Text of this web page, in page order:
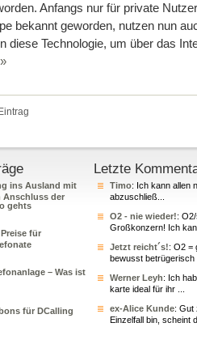
Anfangs nur für private
bekannt geworden, nutzen nun
diese Technologie, um über das
ins Ausland mit
Anschluss der
gehts
für
– Was ist
für DCalling
Letzte
Timo: Ich kann allen
abzuschließ...
O2 - nie wieder!:
Großkonzern! Ich
Jetzt reicht´s!: O2 =
bewusst betrügerisch
Werner Leyh: Ich
karte ideal für ihr ...
ex-Alice Kunde: Gut
Einzelfall bin, scheint